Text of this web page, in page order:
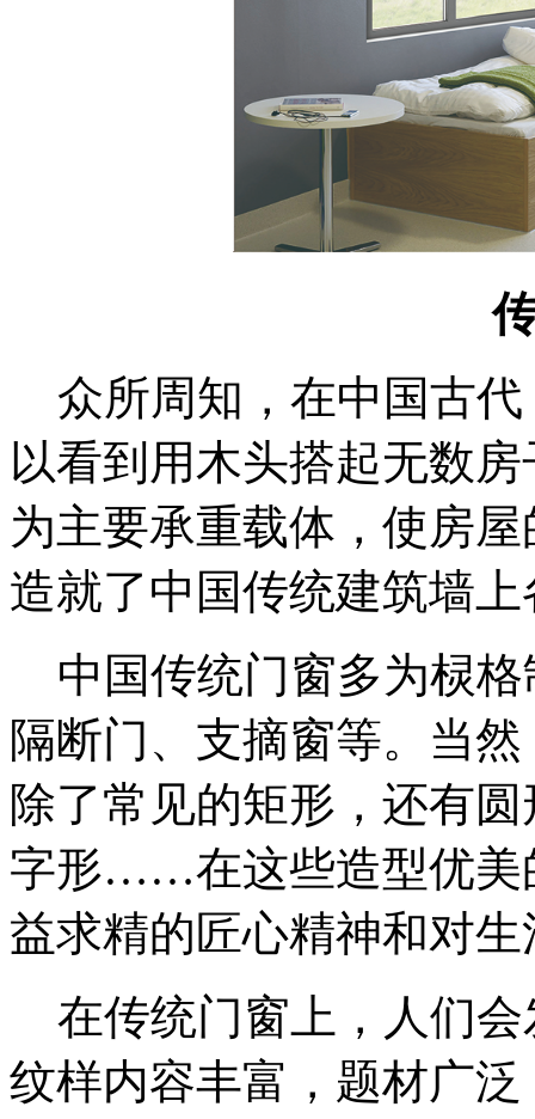
众所周知，在中国古代
以看到用木头搭起无数
为主要承重载体，使房
造就了中国传统建筑墙
中国传统门窗多为棂格
隔断门、支摘窗等。当
除了常见的矩形，还有
字形……在这些造型优美
益求精的匠心精神和对
在传统门窗上，人们会
纹样内容丰富，题材广